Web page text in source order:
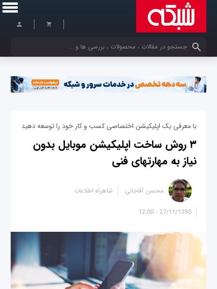
کلمات کلیدی خود را وارد کنید
با معرفی یک اپلیکیشن اختصاصی کسب و کار خود را توسعه دهید
۳ روش ساخت اپلیکیشن موبایل بدون
نیاز به مهارت‎های فنی
27/11/1395 - 12:00
محسن آقاجانی شاهراه اطلاعات